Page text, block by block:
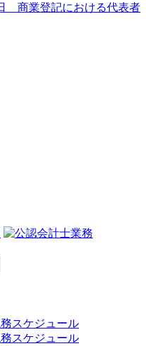
商業登記における代表者
スケジュール
スケジュール